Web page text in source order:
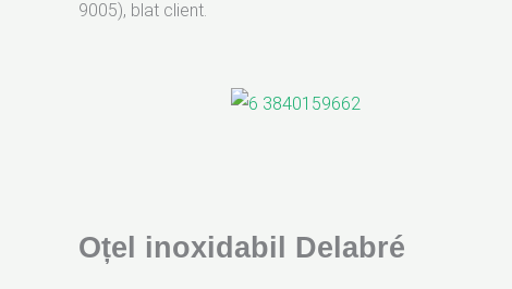
9005), blat client.
Oțel inoxidabil Delabré